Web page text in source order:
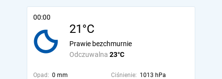
00:00
21°C
Odczuwalna 23°C
Prawie bezchmurnie
Opad: 0 mm Ciśnienie: 1013 hPa